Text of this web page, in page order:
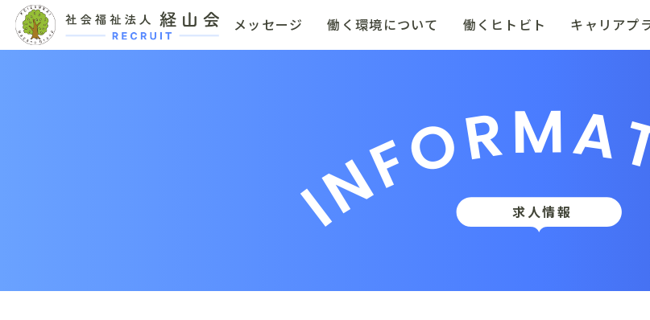
メッセージ 働く環境について 働くヒトビト キャリアプ
求人情報